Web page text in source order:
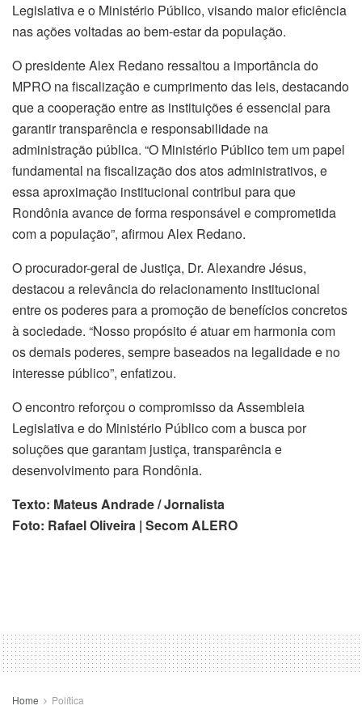
Legislativa e o Ministério Público, visando maior eficiência
nas ações voltadas ao bem-estar da população.
O presidente Alex Redano ressaltou a importância do
MPRO na fiscalização e cumprimento das leis, destacando
que a cooperação entre as instituições é essencial para
garantir transparência e responsabilidade na
administração pública. “O Ministério Público tem um papel
fundamental na fiscalização dos atos administrativos, e
essa aproximação institucional contribui para que
Rondônia avance de forma responsável e comprometida
com a população”, afirmou Alex Redano.
O procurador-geral de Justiça, Dr. Alexandre Jésus,
destacou a relevância do relacionamento institucional
entre os poderes para a promoção de benefícios concretos
à sociedade. “Nosso propósito é atuar em harmonia com
os demais poderes, sempre baseados na legalidade e no
interesse público”, enfatizou.
O encontro reforçou o compromisso da Assembleia
Legislativa e do Ministério Público com a busca por
soluções que garantam justiça, transparência e
desenvolvimento para Rondônia.
Texto: Mateus Andrade / Jornalista
Foto: Rafael Oliveira | Secom ALERO
Home Política